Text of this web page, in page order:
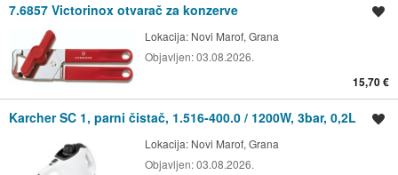
7.6857 Victorinox otvarač za konzerve
Lokacija: Novi Marof, Grana
Objavljen:03.08.2026.
15,70 €
Karcher SC 1, parni čistač, 1.516-400.0 / 1200W, 3bar, 0,2L
Lokacija: Novi Marof, Grana
Objavljen:03.08.2026.